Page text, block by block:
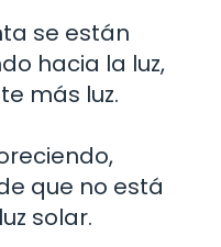
se están
hacia la luz,
más luz.
que no está
solar.